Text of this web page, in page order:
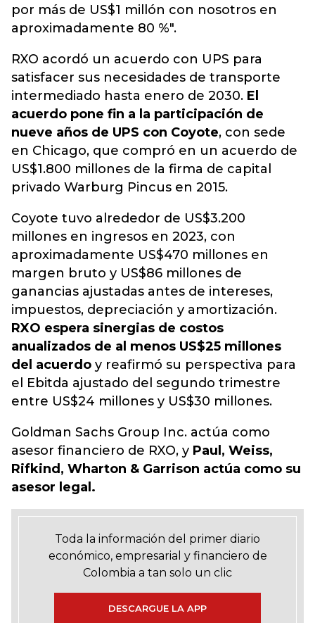
por más de US$1 millón con nosotros en
aproximadamente 80 %".
RXO acordó un acuerdo con UPS para
satisfacer sus necesidades de transporte
intermediado hasta enero de 2030. El
acuerdo pone fin a la participación de
nueve años de UPS con Coyote, con sede
en Chicago, que compró en un acuerdo de
US$1.800 millones de la firma de capital
privado Warburg Pincus en 2015.
Coyote tuvo alrededor de US$3.200
millones en ingresos en 2023, con
aproximadamente US$470 millones en
margen bruto y US$86 millones de
ganancias ajustadas antes de intereses,
impuestos, depreciación y amortización.
RXO espera sinergias de costos
anualizados de al menos US$25 millones
del acuerdo y reafirmó su perspectiva para
el Ebitda ajustado del segundo trimestre
entre US$24 millones y US$30 millones.
Goldman Sachs Group Inc. actúa como
asesor financiero de RXO, y Paul, Weiss,
Rifkind, Wharton & Garrison actúa como su
asesor legal.
Toda la información del primer diario
económico, empresarial y financiero de
Colombia a tan solo un clic
DESCARGUE LA APP